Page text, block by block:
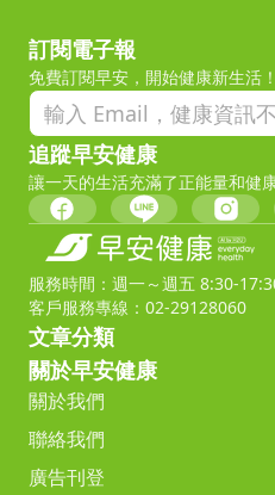
訂閱電子報
免費訂閱早安，開始健康新生活！
追蹤早安健康
讓一天的生活充滿了正能量和健
服務時間：週一～週五 8:30-
客戶服務專線：02-29128060
文章分類
關於早安健康
關於我們
聯絡我們
廣告刊登